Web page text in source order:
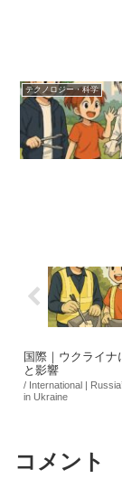
テクノロジー・科学
国際｜ウクライ
と影響
/ International |
in Ukraine
コメント